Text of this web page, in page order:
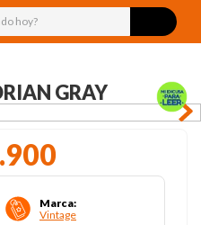
hoy?
GRAY
.900
Marca:
Vintage